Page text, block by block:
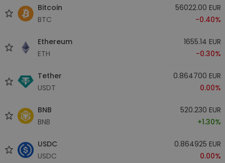
Bitcoin
BTC
56022.00 EUR
-0.40%
Ethereum
ETH
1655.14 EUR
-0.30%
Tether
USDT
0.864700 EUR
0.00%
BNB
BNB
520.230 EUR
+1.30%
USDC
USDC
0.864925 EUR
0.00%